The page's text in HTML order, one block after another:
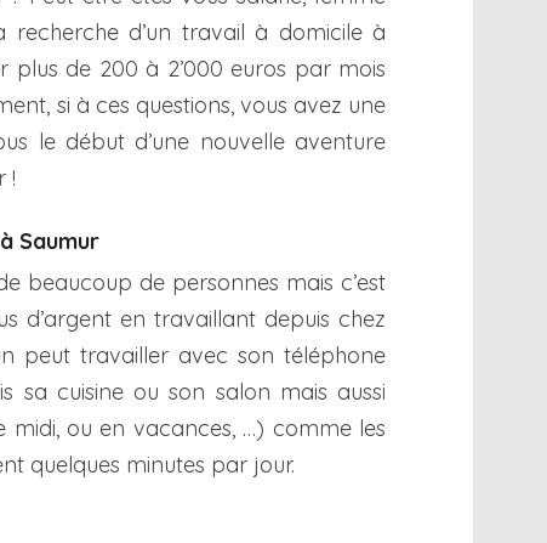
d’un travail à domicile à
plus de 200 à 2’000 euros par mois
si à ces questions, vous avez une
le début d’une nouvelle aventure
!
Saumur
beaucoup de personnes mais c’est
d’argent en travaillant depuis chez
peut travailler avec son téléphone
sa cuisine ou son salon mais aussi
ou en vacances, …) comme les
quelques minutes par jour.